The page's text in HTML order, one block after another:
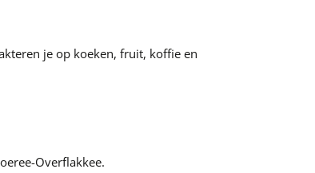
je op koeken, fruit, koffie en
Overflakkee.